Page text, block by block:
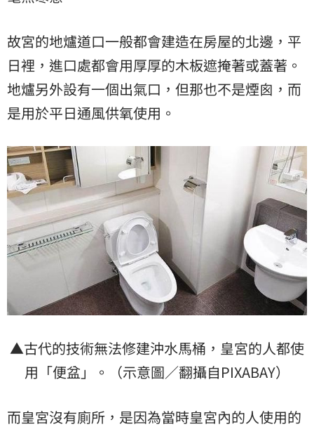
故宮的地爐道口一般都會建造在房屋的北邊，平
日裡，進口處都會用厚厚的木板遮掩著或蓋著。
地爐另外設有一個出氣口，但那也不是煙囪，而
是用於平日通風供氧使用。
▲古代的技術無法修建沖水馬桶，皇宮的人都使
用「便盆」。（示意圖／翻攝自PIXABAY）
而皇宮沒有廁所，是因為當時皇宮內的人使用的